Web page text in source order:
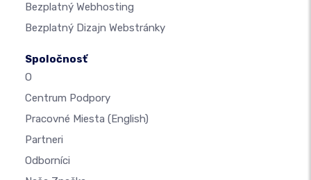
Bezplatný Webhosting
Bezplatný Dizajn Webstránky
Spoločnosť
O
Centrum Podpory
Pracovné Miesta (English)
Partneri
Odborníci